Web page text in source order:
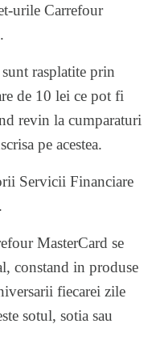
urile Carrefour
rasplatite prin
de 10 lei ce pot fi
revin la cumparaturi
pe acestea.
Servicii Financiare
MasterCard se
constand in produse
fiecarei zile
sotul, sotia sau